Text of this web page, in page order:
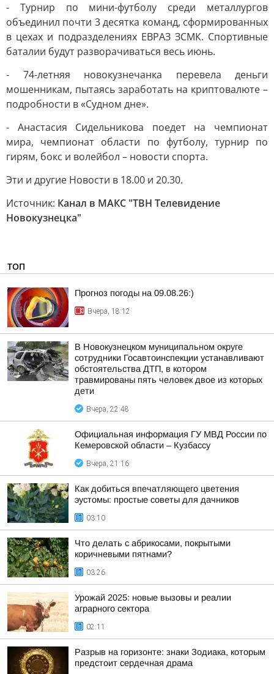
- Турнир по мини-футболу среди металлургов
объединил почти 3 десятка команд, сформированных
в цехах и подразделениях ЕВРАЗ ЗСМК. Спортивные
баталии будут разворачиваться весь июнь.
- 74-летняя новокузнечанка перевела деньги
мошенникам, пытаясь заработать на криптовалюте –
подробности в «Судном дне».
- Анастасия Сидельникова поедет на чемпионат
мира, чемпионат области по футболу, турнир по
гирям, бокс и волейбол – новости спорта.
Эти и другие Новости в 18.00 и 20.30.
Источник: Канал в МАКС "ТВН Телевидение
Новокузнецка"
ТОП
Прогноз погоды на 09.08.26:)
Вчера, 18:12
В Новокузнецком муниципальном округе
сотрудники Госавтоинспекции устанавливают
обстоятельства ДТП, в котором
травмированы пять человек двое из которых
дети
Вчера, 22:48
Официальная информация ГУ МВД России по
Кемеровской области – Кузбассу
Вчера, 21:16
Как добиться впечатляющего цветения
эустомы: простые советы для дачников
03:10
Что делать с абрикосами, покрытыми
коричневыми пятнами?
03:26
Урожай 2025: новые вызовы и реалии
аграрного сектора
02:11
Разрыв на горизонте: знаки Зодиака, которым
предстоит сердечная драма